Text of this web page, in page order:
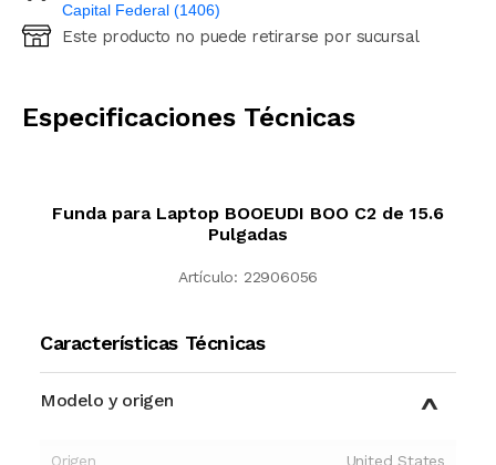
Capital Federal (1406)
Ingresá código postal (sólo números)
Este producto no puede retirarse por sucursal
Especificaciones Técnicas
Funda para Laptop BOOEUDI BOO C2 de 15.6
Pulgadas
Artículo: 22906056
Características Técnicas
Modelo y origen
Origen United States